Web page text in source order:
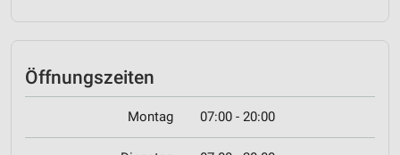
Öffnungszeiten
Montag 07:00 - 20:00